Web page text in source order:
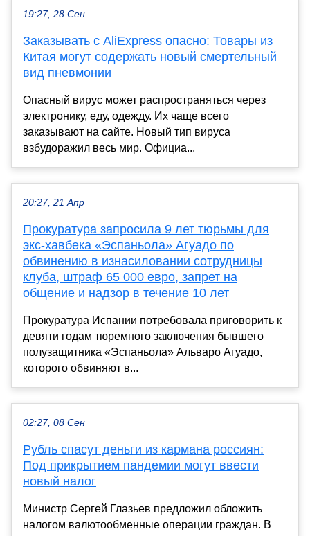
19:27, 28 Сен
Заказывать с AliExpress опасно: Товары из
Китая могут содержать новый смертельный
вид пневмонии
Опасный вирус может распространяться через
электронику, еду, одежду. Их чаще всего
заказывают на сайте. Новый тип вируса
взбудоражил весь мир. Официа...
20:27, 21 Апр
Прокуратура запросила 9 лет тюрьмы для
экс-хавбека «Эспаньола» Агуадо по
обвинению в изнасиловании сотрудницы
клуба, штраф 65 000 евро, запрет на
общение и надзор в течение 10 лет
Прокуратура Испании потребовала приговорить к
девяти годам тюремного заключения бывшего
полузащитника «Эспаньола» Альваро Агуадо,
которого обвиняют в...
02:27, 08 Сен
Рубль спасут деньги из кармана россиян:
Под прикрытием пандемии могут ввести
новый налог
Министр Сергей Глазьев предложил обложить
налогом валютообменные операции граждан. В